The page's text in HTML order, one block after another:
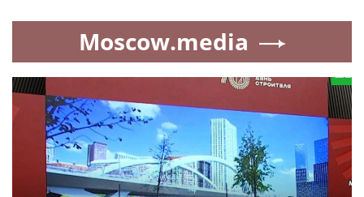
Moscow.media